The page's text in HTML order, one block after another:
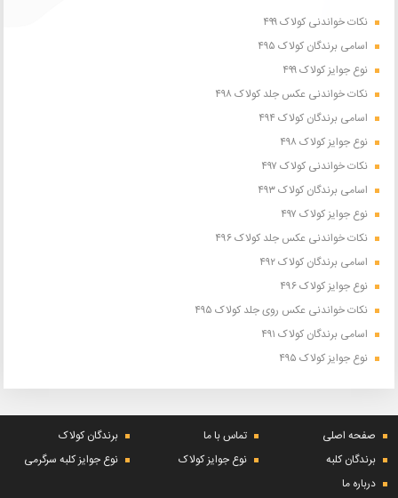
نکات خواندنی کولاک ۴۹۹
اسامی برندگان کولاک ۴۹۵
نوع جوایز کولاک ۴۹۹
نکات خواندنی عکس جلد کولاک ۴۹۸
اسامی برندگان کولاک ۴۹۴
نوع جوایز کولاک ۴۹۸
نکات خواندنی کولاک ۴۹۷
اسامی برندگان کولاک ۴۹۳
نوع جوایز کولاک ۴۹۷
نکات خواندنی عکس جلد کولاک ۴۹۶
اسامی برندگان کولاک ۴۹۲
نوع جوایز کولاک ۴۹۶
نکات خواندنی عکس روی جلد کولاک ۴۹۵
اسامی برندگان کولاک ۴۹۱
نوع جوایز کولاک ۴۹۵
صفحه اصلی تماس با ما
برندگان کولاک
برندگان کلبه
نوع جوایز کولاک
نوع جوایز کلبه سرگرمی
درباره ما